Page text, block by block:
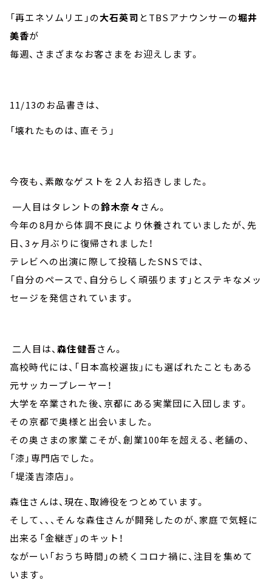
「再エネソムリエ」の大石英司 とTBSアナウンサーの堀井
美香が
毎週、さまざまなお客さまをお迎えします。
11/13のお品書きは、
「壊れたものは、直そう」
今夜も、素敵なゲストを２人お招きしました。
一人目はタレントの鈴木奈々 さん。
今年の8月から体調不良により休養されていましたが、先
日、3ヶ月ぶりに復帰されました！
テレビへの出演に際して投稿したSNSでは、
「自分のペースで、自分らしく頑張ります」とステキなメッ
セージを発信されています。
二人目は、森住健吾さん。
高校時代には、「日本高校選抜」にも選ばれたこともある
元サッカープレーヤー！
大学を卒業された後、京都にある実業団に入団します。
その京都で奥様と出会いました。
その奥さまの家業こそが、創業100年を超える、老舗の、
「漆」専門店でした。
「堤淺吉漆店」。
森住さんは、現在、取締役をつとめています。
そして、、、そんな森住さんが開発したのが、家庭で気軽に
出来る「金継ぎ」のキット！
ながーい「おうち時間」の続くコロナ禍に、注目を集めて
います。